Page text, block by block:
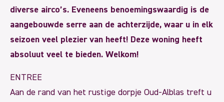
diverse airco’s. Eveneens benoemingswaardig is de
aangebouwde serre aan de achterzijde, waar u in elk
seizoen veel plezier van heeft! Deze woning heeft
absoluut veel te bieden. Welkom!
ENTREE
Aan de rand van het rustige dorpje Oud-Alblas treft u